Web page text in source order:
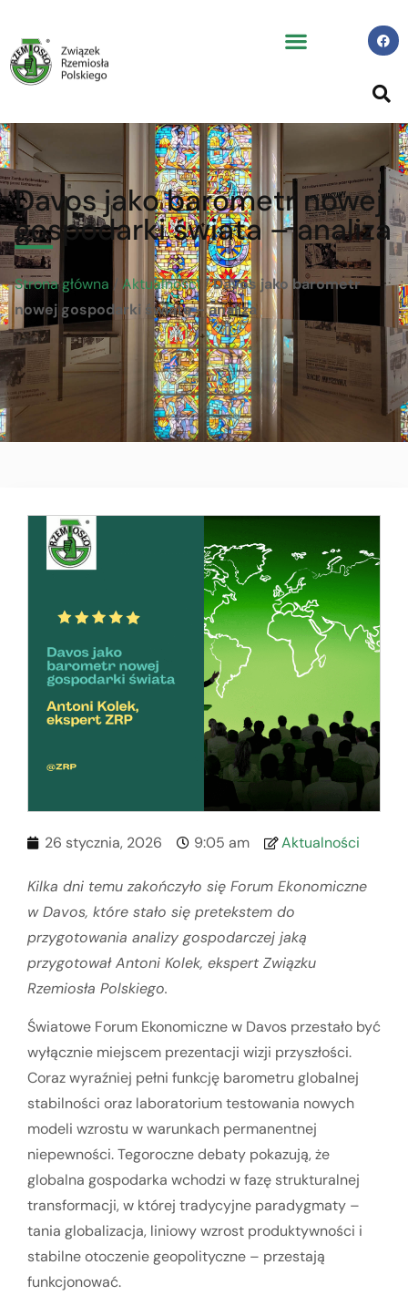
Davos jako barometr nowej
gospodarki świata – analiza
Strona główna / Aktualności/Davos jako barometr
nowej gospodarki świata – analiza
26 stycznia, 2026 9:05 am Aktualności
Kilka dni temu zakończyło się Forum Ekonomiczne
w Davos, które stało się pretekstem do
przygotowania analizy gospodarczej jaką
przygotował Antoni Kolek, ekspert Związku
Rzemiosła Polskiego.
Światowe Forum Ekonomiczne w Davos przestało być
wyłącznie miejscem prezentacji wizji przyszłości.
Coraz wyraźniej pełni funkcję barometru globalnej
stabilności oraz laboratorium testowania nowych
modeli wzrostu w warunkach permanentnej
niepewności. Tegoroczne debaty pokazują, że
globalna gospodarka wchodzi w fazę strukturalnej
transformacji, w której tradycyjne paradygmaty –
tania globalizacja, liniowy wzrost produktywności i
stabilne otoczenie geopolityczne – przestają
funkcjonować.